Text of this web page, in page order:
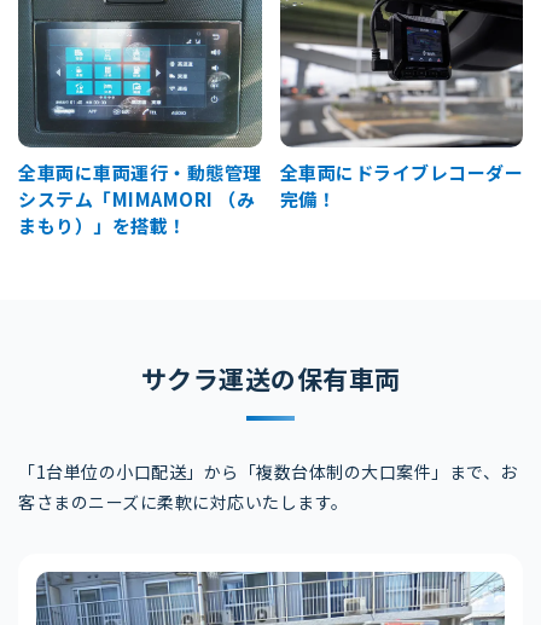
全車両に車両運行・動態管理
システム「MIMAMORI （み
まもり）」を搭載！
全車両にドライブレコーダー
完備！
サクラ運送の保有車両
「1台単位の小口配送」から「複数台体制の大口案件」まで、 お
客さまのニーズに柔軟に対応いたします。